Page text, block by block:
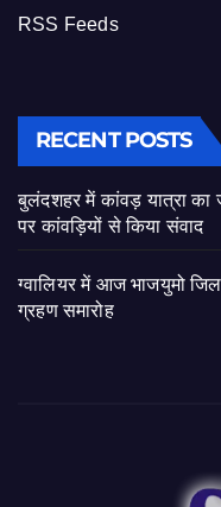
RSS Feeds
RECENT POSTS
बुलंदशहर में कांवड़ यात्रा का
पर कांवड़ियों से किया संवाद
ग्वालियर में आज भाजयुमो
ग्रहण समारोह